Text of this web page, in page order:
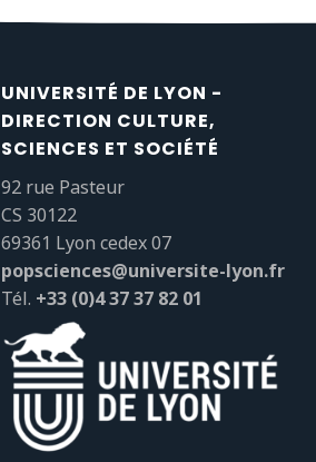
UNIVERSITÉ DE LYON -
DIRECTION CULTURE,
SCIENCES ET SOCIÉTÉ
92 rue Pasteur
CS 30122
69361 Lyon cedex 07
popsciences@universite-lyon.fr
Tél. +33 (0)4 37 37 82 01